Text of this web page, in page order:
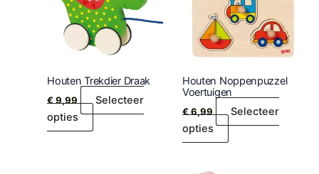
Houten Trekdier Draak
€9,99
Selecteer
opties
Houten Noppenpuzzel
Voertuigen
€6,99
Selecteer
opties